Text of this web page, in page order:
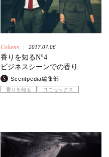
Column | 2017.07.06
香りを知るN°4
ビジネスシーンでの香り
Scentpedia編集部
香りを知る ユニセックス